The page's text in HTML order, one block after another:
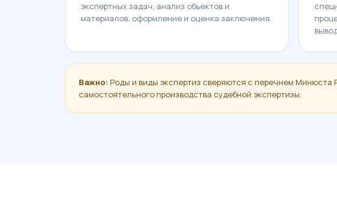
экспертных задач, анализ объектов и
материалов, оформление и оценка заключения.
Важно: Роды и виды экспертиз сверяются с перечнем Минюста
самостоятельного производства судебной экспертизы.